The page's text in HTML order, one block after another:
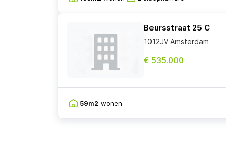
Beursstraat 25 C
1012JV Amsterdam
€ 535.000
59m2 wonen